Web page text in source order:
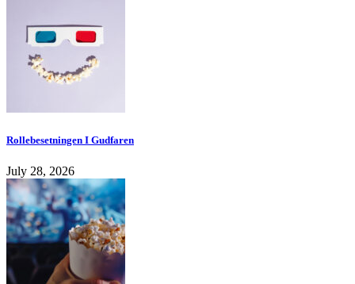
Rollebesetningen I Gudfaren
July 28, 2026